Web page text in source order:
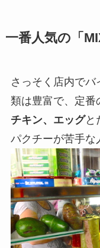
一番人気の「
さっそく店内で
類は豊富で、定番
チキン、エッグと
パクチーが苦手な